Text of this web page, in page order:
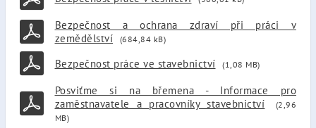
Bezpečnost a ochrana zdraví při práci v
zemědělství
(684,84 kB)
Bezpečnost práce ve stavebnictví (1,08 MB)
Posviťme si na břemena - Informace pro
zaměstnavatele a pracovníky stavebnictví
(2,96
MB)